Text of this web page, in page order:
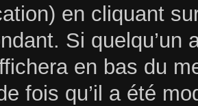
en cliquant
Si quelqu’un
en bas du
fois qu’il a été